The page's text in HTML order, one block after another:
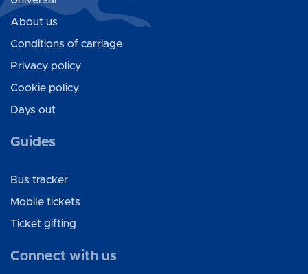
About us
Conditions of carriage
Privacy policy
Cookie policy
Days out
Guides
Bus tracker
Mobile tickets
Ticket gifting
Connect with us